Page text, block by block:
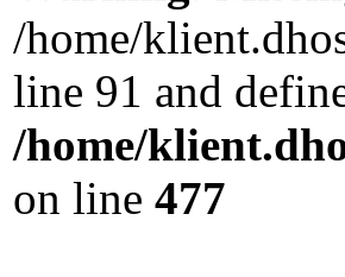
/home/
line 91 and
/home/
on line 477